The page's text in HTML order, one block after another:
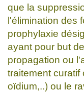
que la
l'élimination des
prophylaxie
ayant pour but
propagation ou
traitement curatif
oïdium,..) ou le